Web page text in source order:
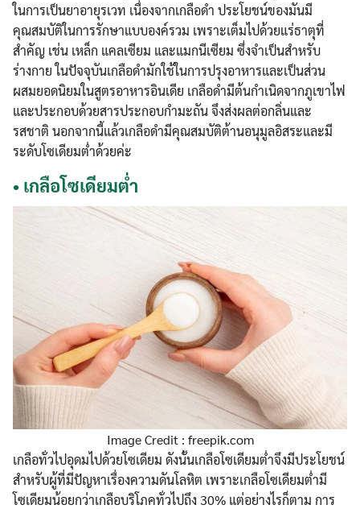
ในการเป็นยาอายุรเวท เนื่องจากเกลือดำ ประโยชน์ของมันมี
คุณสมบัติในการรักษาแบบองค์รวม เพราะเต็มไปด้วยแร่ธาตุที่
สำคัญ เช่น เหล็ก แคลเซียม และแมกนีเซียม ซึ่งจำเป็นสำหรับ
ร่างกาย ในปัจจุบันเกลือดำมักใช้ในการปรุงอาหารและเป็นส่วน
ผสมยอดนิยมในสูตรอาหารอินเดีย เกลือดำมีต้นกำเนิดจากภูเขาไฟ
และประกอบด้วยสารประกอบกำมะถัน จึงส่งผลต่อกลิ่นและ
รสชาติ นอกจากนี้แล้วเกลือดำมีคุณสมบัติต้านอนุมูลอิสระและมี
ระดับโซเดียมต่ำด้วยค่ะ
• เกลือโซเดียมต่ำ
Image Credit : freepik.com
เกลือทั่วไปอุดมไปด้วยโซเดียม ดังนั้นเกลือโซเดียมต่ำจึงมีประโยชน์
สำหรับผู้ที่มีปัญหาเรื่องความดันโลหิต เพราะเกลือโซเดียมต่ำมี
โซเดียมน้อยกว่าเกลือบริโภคทั่วไปถึง 30% แต่อย่างไรก็ตาม การ